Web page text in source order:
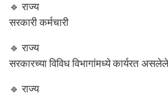
🔹 राज्य
सरकारी कर्मचारी
🔹 राज्य
सरकारच्या विविध विभागांमध्ये कार्यरत
🔹 राज्य